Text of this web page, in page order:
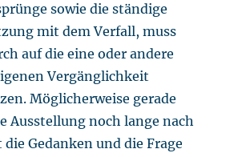
sowie die ständige
mit dem Verfall, muss
auf die eine oder andere
Vergänglichkeit
Möglicherweise gerade
Ausstellung noch lange nach
Gedanken und die Frage